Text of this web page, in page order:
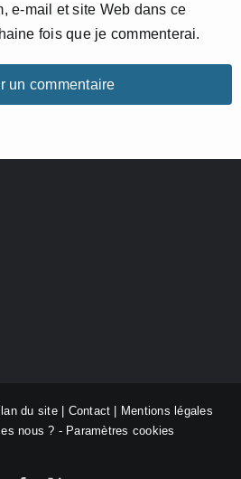
e-mail et site Web dans ce
fois que je commenterai.
du site| Contact
Mentions légales
nous ? - Paramètres cookies